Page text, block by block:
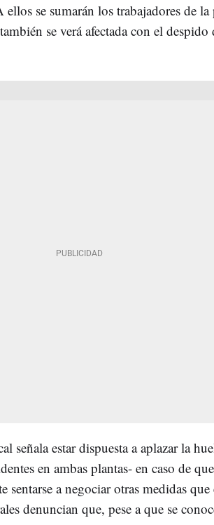
ellos se sumarán los trabajadores de la
se verá afectada con el despido
señala estar dispuesta a aplazar la
en ambas plantas- en caso de
sentarse a negociar otras medidas que
denuncian que, pese a que se